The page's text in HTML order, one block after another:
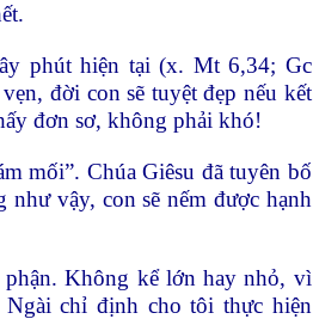
phút hiện tại (x. Mt 6,34; Gc
đời con sẽ tuyệt đẹp nếu kết
đơn sơ, không phải khó!
mối”. Chúa Giêsu đã tuyên bố
vậy, con sẽ nếm được hạnh
Không kể lớn hay nhỏ, vì
Ngài chỉ định cho tôi thực hiện